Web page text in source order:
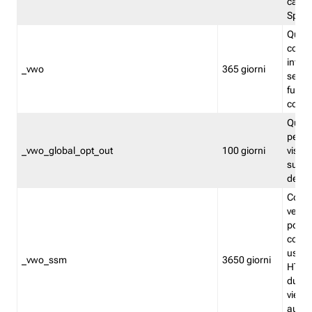
Split
_vwo 365 giorni
_vwo_global_opt_out 100 giorni
su
_vwo_ssm 3650 giorni
viene